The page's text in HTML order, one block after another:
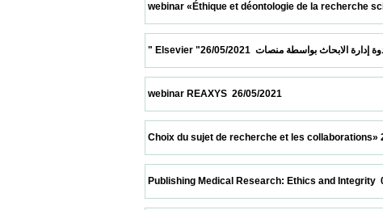
webinar «Éthique et déontologie de la
webinar REAXYS  26/05/2021
Choix du sujet de recherche et les
Publishing Medical Research: Ethics and